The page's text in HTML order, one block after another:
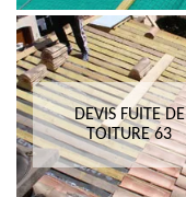
DEVIS FUITE DE
TOITURE 63